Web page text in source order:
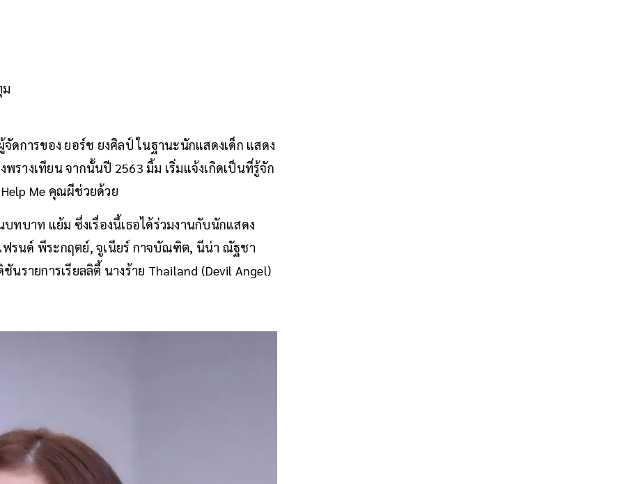
จัดการของ ยอร์ช ยงศิลป์ ​​ในฐานะนักแสดงเด็ก​ แสดง
รางเทียน จากนั้นปี 2563 มิ้ม เริ่มแจ้งเกิดเป็นที่รู้จัก
Me คุณผีช่วยด้วย
ทบาท แย้ม ซึ่งเรื่องนี้เธอได้ร่วมงานกับนักแสดง
ฟรนด์ พีระกฤตย์, จูเนียร์ กาจบัณฑิต, นีน่า ณัฐชา
นรายการเรียลลิตี้ นางร้าย Thailand (Devil Angel)